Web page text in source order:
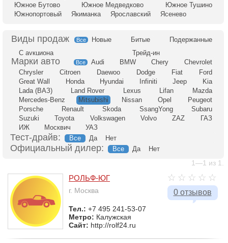
Южное Бутово
Южное Медведково
Южное Тушино
Южнопортовый
Якиманка Ярославский Ясенево
Все Новые Битые
Подержанные
С аукциона
Трейд-ин
Все Audi BMW Chery
Chevrolet
Chrysler
Citroen Daewoo Dodge Fiat
Ford
Great Wall
Honda Hyundai Infiniti Jeep
Kia
Lada (ВАЗ)
Land Rover Lexus Lifan
Mazda
Mercedes-Benz
Mitsubishi Nissan Opel
Peugeot
Porsche
Renault Skoda SsangYong
Subaru
Suzuki
Toyota Volkswagen Volvo ZAZ
ГАЗ
ИЖ
Москвич УАЗ
Тест-драйв: Все Да Нет
Официальный дилер: Все Да Нет
1—1 из 1.
0 отзывов
РОЛЬФ-ЮГ
г. Москва
Тел.: +7 495 241-53-07
Метро: Калужская
Сайт: http://rolf24.ru